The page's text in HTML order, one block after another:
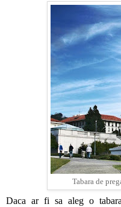
Tabara de
Daca ar fi sa aleg o